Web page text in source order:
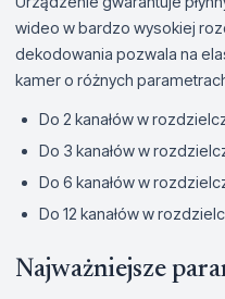
wideo w bardzo wysokiej
dekodowania pozwala na
kamer o różnych
Do 2 kanałów w
Do 3 kanałów w
Do 6 kanałów w
Do 12 kanałów w
Najważniejsze